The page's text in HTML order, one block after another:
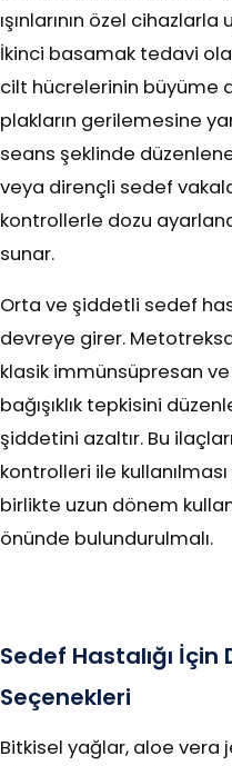
ışınlarının özel
İkinci basamak tedavi
cilt hücrelerinin büyüme
plakların gerilemesine
seans şeklinde
veya dirençli sedef
kontrollerle dozu
sunar.
Orta ve şiddetli sedef
devreye girer.
klasik immünsüpresan
bağışıklık tepkisini
şiddetini azaltır. Bu
kontrolleri ile
birlikte uzun dönem
önünde bulundurulmalı.
Sedef Hastalığı
Seçenekleri
Bitkisel yağlar, aloe vera